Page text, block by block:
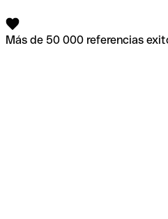
Más de 50 000 referencias